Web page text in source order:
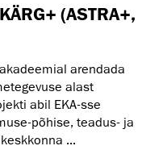
(ASTRA+,
arendada
alast
abil EKA-sse
põhise, teadus- ja
...